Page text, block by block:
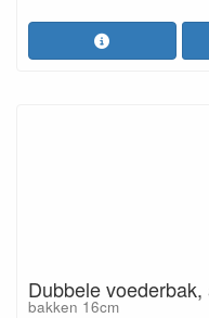
jouw trouwe metgezel.
Dubbele
bakken 16cm